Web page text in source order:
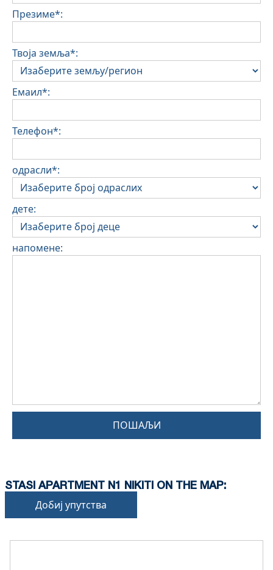
Презиме*:
Твоја земља*:
Емаил*:
Телефон*:
одрасли*:
дете:
напомене:
ПОШАЉИ
STASI APARTMENT N1 NIKITI ON THE MAP:
Добиј упутства